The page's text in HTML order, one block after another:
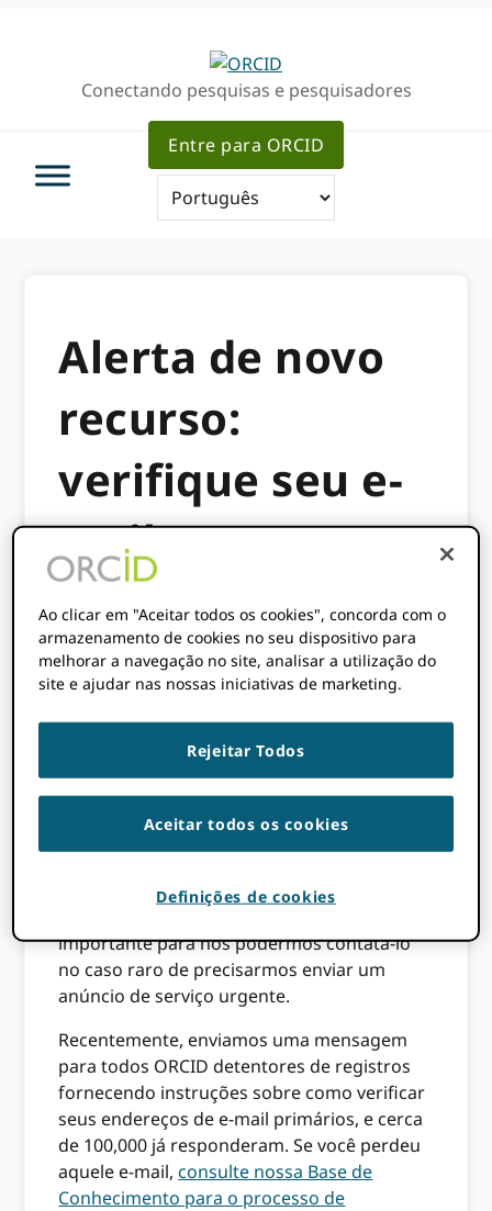
navegaçãoConectando pesquisas e pesquisadores
Entre para ORCID
Alerta de novo
recurso:
verifique seu e-
mail
24 DE ABRIL DE 2017 PAULA DEMAIN
Este conteúdo tem mais de três anos. As
Verificando os endereços de e-mail
importante. É necessário um e-mail válido
compartilhar suas informações e gerenciar
importante para nós podermos contatá-lo
no caso raro de precisarmos enviar um
anúncio de serviço urgente.
Recentemente, enviamos uma mensagem
para todos ORCID detentores de registros
fornecendo instruções sobre como verificar
seus endereços de e-mail primários, e cerca
de 100,000 já responderam. Se você perdeu
aquele e-mail,consulte nossa Base de
Conhecimento para o processo de
Ao clicar em "Aceitar todos os cookies", concorda com o
armazenamento de cookies no seu dispositivo para
melhorar a navegação no site, analisar a utilização do
site e ajudar nas nossas iniciativas de marketing.
Rejeitar Todos
Aceitar todos os cookies
Definições de cookies